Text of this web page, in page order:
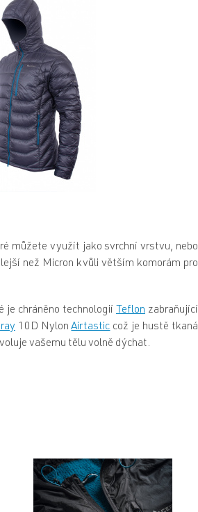
můžete využít jako svrchní vrstvu, nebo
než Micron kvůli větším komorám pro
je chráněno technologií Teflon zabraňující
10D NylonAirtastic což je hustě tkaná
vašemu tělu volně dýchat.